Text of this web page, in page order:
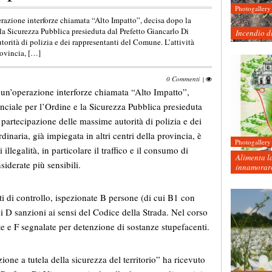
interforze chiamata “Alto Impatto”, decisa dopo la
Pubblica presieduta dal Prefetto Giancarlo Di
di polizia e dei rappresentanti del Comune. L’attività
[…]
0 Commenti |
interforze chiamata “Alto Impatto”,
per l’Ordine e la Sicurezza Pubblica presieduta
delle massime autorità di polizia e dei
già impiegata in altri centri della provincia, è
illegalità, in particolare il traffico e il consumo di
più sensibili.
controllo, ispezionate B persone (di cui B1 con
sanzioni ai sensi del Codice della Strada. Nel corso
e F segnalate per detenzione di sostanze stupefacenti.
a tutela della sicurezza del territorio” ha ricevuto
Photogallery
Incendio
Photogallery
Alimenta